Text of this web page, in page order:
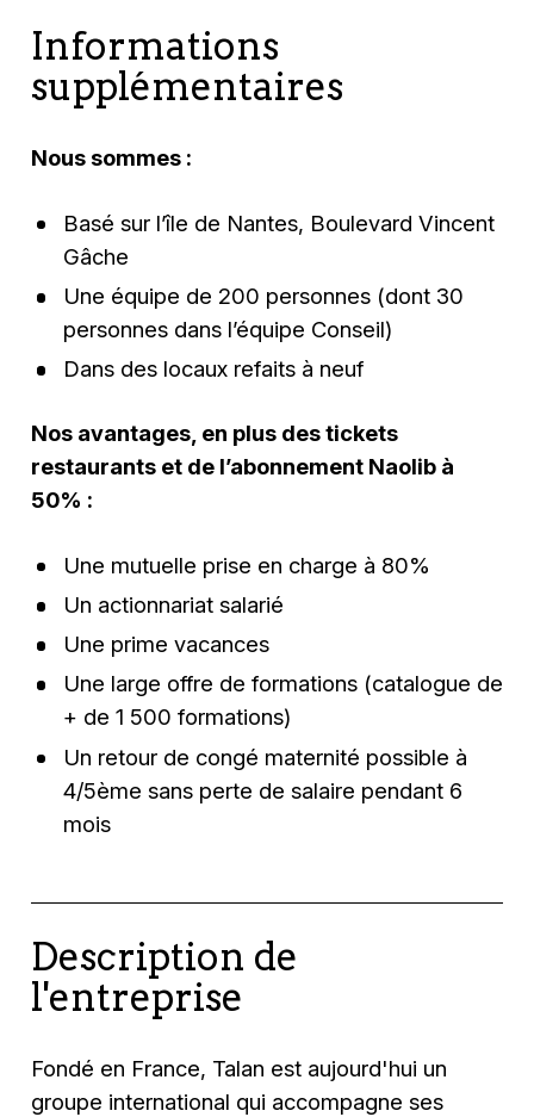
Informations
supplémentaires
Nous sommes :
Basé sur l’île de Nantes, Boulevard Vincent
Gâche
Une équipe de 200 personnes (dont 30
personnes dans l’équipe Conseil)
Dans des locaux refaits à neuf
Nos avantages, en plus des tickets
restaurants et de l’abonnement Naolib à
50% :
Une mutuelle prise en charge à 80%
Un actionnariat salarié
Une prime vacances
Une large offre de formations (catalogue de
+ de 1 500 formations)
Un retour de congé maternité possible à
4/5ème sans perte de salaire pendant 6
mois
Description de
l'entreprise
Fondé en France, Talan est aujourd'hui un
groupe international qui accompagne ses